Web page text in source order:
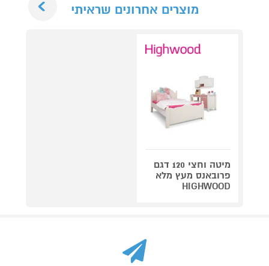
מוצרים אחרונים שראיתי
מיטה וחצי 120 דגם
פרובאנס מעץ מלא
HIGHWOOD